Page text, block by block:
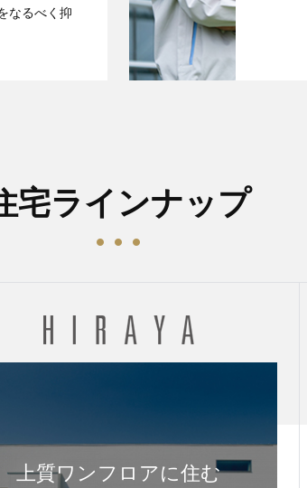
なるべく抑
宅ラインナップ
上質ワンフロアに住む